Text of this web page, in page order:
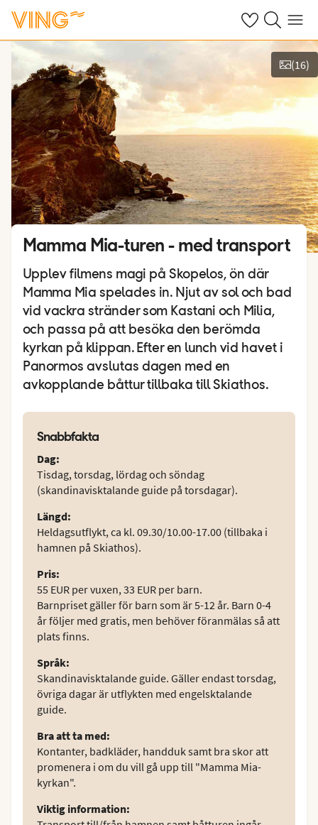
Se dinaSök på ving.se
Meny
Se bilder
(16)
Mamma Mia-turen - med transport
Upplev filmens magi på Skopelos, ön där
Mamma Mia spelades in. Njut av sol och bad
vid vackra stränder som Kastani och Milia,
och passa på att besöka den berömda
kyrkan på klippan. Efter en lunch vid havet i
Panormos avslutas dagen med en
avkopplande båttur tillbaka till Skiathos.
Snabbfakta
Dag:
Tisdag, torsdag, lördag och söndag
(skandinavisktalande guide på torsdagar).
Längd:
Heldagsutflykt, ca kl. 09.30/10.00-17.00 (tillbaka i
hamnen på Skiathos).
Pris:
55 EUR per vuxen, 33 EUR per barn.
Barnpriset gäller för barn som är 5-12 år. Barn 0-4
år följer med gratis, men behöver föranmälas så att
plats finns.
Språk:
Skandinavisktalande guide. Gäller endast torsdag,
övriga dagar är utflykten med engelsktalande
guide.
Bra att ta med:
Kontanter, badkläder, handduk samt bra skor att
promenera i om du vill gå upp till "Mamma Mia-
kyrkan".
Viktig information: